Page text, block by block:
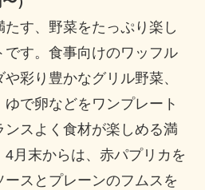
す、野菜をたっぷり楽し
す。食事向けのワッフル
彩り豊かなグリル野菜、
で卵などをワンプレート
スよく食材が楽しめる満
月末からは、赤パプリカを
スとプレーンのフムスを